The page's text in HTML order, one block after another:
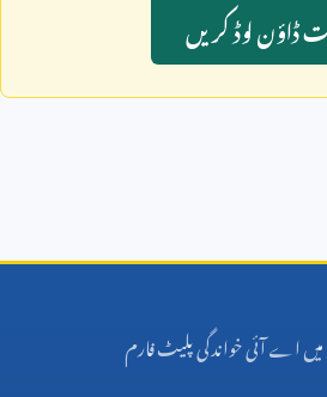
ڈاؤن لوڈ کريں
اے آئی خواندگی پلیٹ فارم